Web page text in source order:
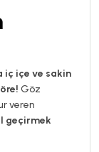
iç içe ve sakin
Göz
veren
geçirmek